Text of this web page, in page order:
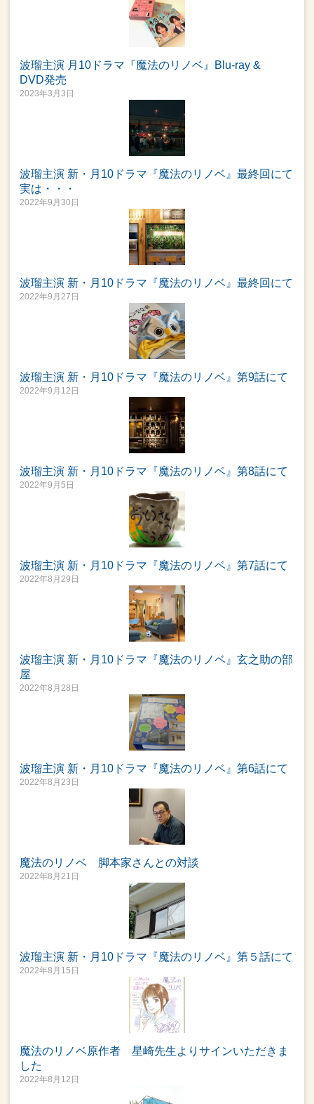
波瑠主演 月10ドラマ『魔法のリノベ』Blu-ray &
DVD発売
2023年3月3日
波瑠主演 新・月10ドラマ『魔法のリノベ』最終回にて
実は・・・
2022年9月30日
波瑠主演 新・月10ドラマ『魔法のリノベ』最終回にて
2022年9月27日
波瑠主演 新・月10ドラマ『魔法のリノベ』第9話にて
2022年9月12日
波瑠主演 新・月10ドラマ『魔法のリノベ』第8話にて
2022年9月5日
波瑠主演 新・月10ドラマ『魔法のリノベ』第7話にて
2022年8月29日
波瑠主演 新・月10ドラマ『魔法のリノベ』玄之助の部
屋
2022年8月28日
波瑠主演 新・月10ドラマ『魔法のリノベ』第6話にて
2022年8月23日
魔法のリノベ 脚本家さんとの対談
2022年8月21日
波瑠主演 新・月10ドラマ『魔法のリノベ』第５話にて
2022年8月15日
魔法のリノベ原作者 星崎先生よりサインいただきま
した
2022年8月12日